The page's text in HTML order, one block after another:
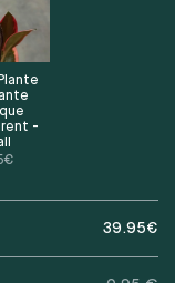
-
€
39.95€